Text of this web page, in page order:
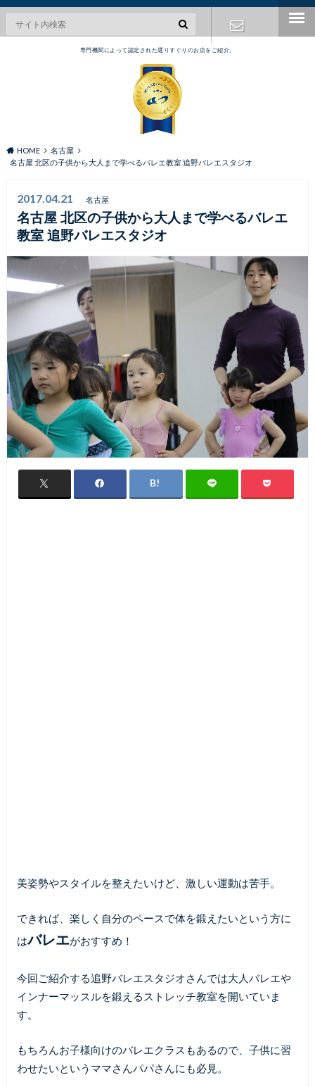
専門機関によって認定された選りすぐりのお店をご紹介。
HOME
名古屋
名古屋 北区の子供から大人まで学べるバレエ教室 追野バレエスタジオ
2017.04.21 名古屋
名古屋 北区の子供から大人まで学べるバレエ
教室 追野バレエスタジオ
美姿勢やスタイルを整えたいけど、激しい運動は苦手。
できれば、楽しく自分のペースで体を鍛えたいという方に
はバレエがおすすめ！
今回ご紹介する追野バレエスタジオさんでは大人バレエや
インナーマッスルを鍛えるストレッチ教室を開いていま
す。
もちろんお子様向けのバレエクラスもあるので、子供に習
わせたいというママさんパパさんにも必見。